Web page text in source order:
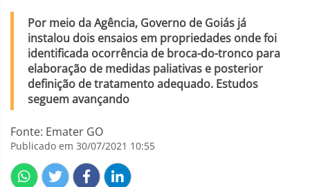
Por meio da Agência, Governo de Goiás já
instalou dois ensaios em propriedades onde foi
identificada ocorrência de broca-do-tronco para
elaboração de medidas paliativas e posterior
definição de tratamento adequado. Estudos
seguem avançando
Fonte: Emater GO
Publicado em 30/07/2021 10:55